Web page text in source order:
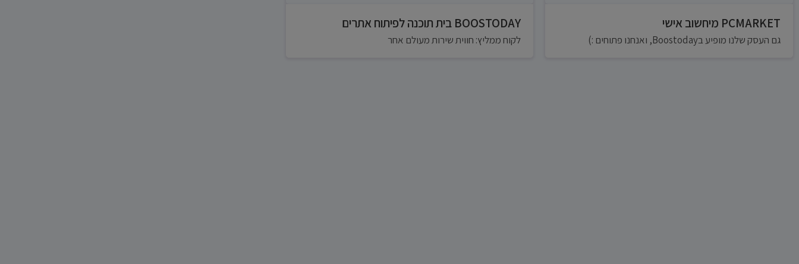
PCMARKET מיחשוב אישי
גם העסק שלנו מופיע בBoostoday, ואנחנו פתוחים :)
BOOSTODAY בית תוכנה לפיתוח אתרים
לקוח ממליץ: חווית שירות מעולם אחר